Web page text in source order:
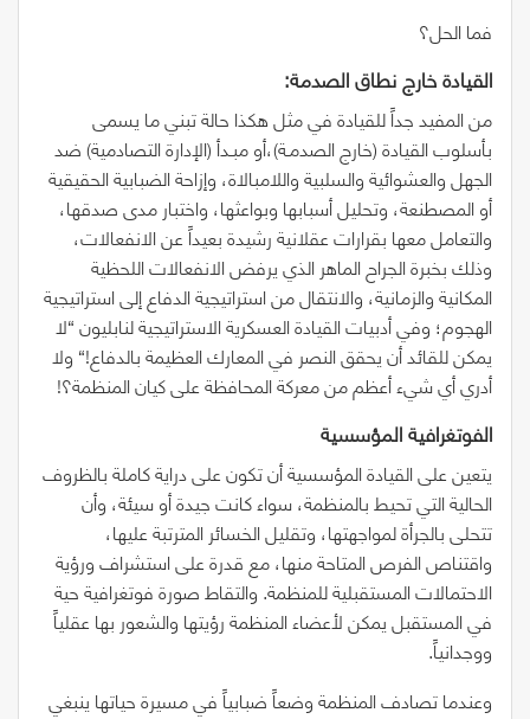
فما الحل؟
القيادة‭ ‬خارج‭ ‬نطاق‭ ‬الصدمة‭:‬
من المفيد جداً للقيادة في مثل هكذا حالة تبني ما يسمى
بأسلوب القيادة(خارج الصدمـة)،أو مبـدأ(الإدارة التصادمية)ضد
الجهل والعشوائية والسلبية واللامبالاة، وإزاحة الضبابية الحقيقية
أو المصطنعة، وتحليل أسبابها وبواعثها، واختبار مدى صدقها،
والتعامل معها بقرارات عقلانية رشيدة بعيداً عن الانفعالات،
وذلك بخبرة الجراح الماهر الذي يرفض الانفعالات اللحظية
المكانية والزمانية، والانتقال من استراتيجية الدفاع إلى استراتيجية
الهجوم؛ وفي أدبيات القيادة العسكرية الاستراتيجية لنابليون“لا
يمكن للقائد أن يحقق النصر في المعارك العظيمة بالدفاع!“ولا
أدري أي شيء أعظم من معركة المحافظة على كيان المنظمة؟!
الفوتغرافية‭ ‬المؤسسية‭ ‬
يتعين على القيادة المؤسسية أن تكون على دراية كاملة بالظروف
الحالية التي تحيط بالمنظمة، سواء كانت جيدة أو سيئة، وأن
تتحلى بالجرأة لمواجهتها، وتقليل الخسائر المترتبة عليها،
واقتناص الفرص المتاحة منها، مع قدرة على استشراف ورؤية
الاحتمالات المستقبلية للمنظمة. والتقاط صورة فوتغرافية حية
في المستقبل يمكن لأعضاء المنظمة رؤيتها والشعور بها عقلياً
ووجدانياً.
وعندما تصادف المنظمة وضعاً ضبابياً في مسيرة حياتها ينبغي